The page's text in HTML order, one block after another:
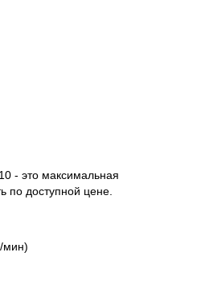
- это максимальная
по доступной цене.
мин)